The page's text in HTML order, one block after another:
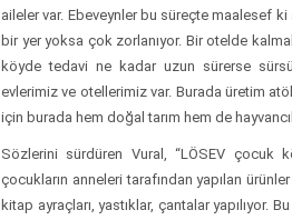
aileler var. Ebeveynler bu süreçte maalesef ki
bir yer yoksa çok zorlanıyor. Bir otelde
köyde tedavi ne kadar uzun sürerse
evlerimiz ve otellerimiz var. Burada üretim
için burada hem doğal tarım hem de
Sözlerini sürdüren Vural, “LÖSEV çocuk
çocukların anneleri tarafından yapılan
kitap ayraçları, yastıklar, çantalar yapılıyor.